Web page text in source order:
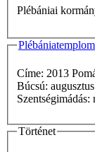
Plébániai
Plébániatemplom
Címe: 2013
Búcsú:
Történet